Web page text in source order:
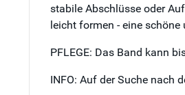
stabile Abschlüsse oder
leicht formen - eine
PFLEGE: Das Band kann
INFO: Auf der Suche nach